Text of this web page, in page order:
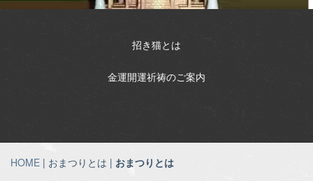
招き猫とは
金運開運祈祷のご案内
HOME | おまつりとは | おまつりとは